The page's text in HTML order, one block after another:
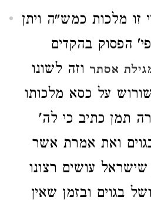
זו מלכות כמש"ה ויתן
פי' הפסוק בהקדים
אסתר וזה לשונו
על כסא מלכותו
תמן כתיב כי לה'
ואת אמרת אשר
עושים רצונו
בגוים ובזמן שאין